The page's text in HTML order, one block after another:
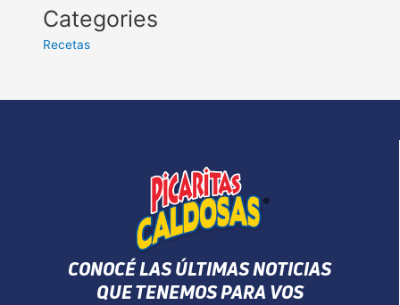
Categories
Recetas
CONOCÉ LAS ÚLTIMAS NOTICIAS
QUE TENEMOS PARA VOS